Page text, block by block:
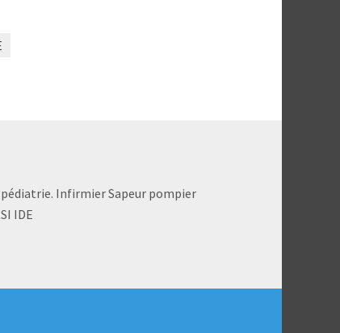
pédiatrie. Infirmier Sapeur pompier
IDE